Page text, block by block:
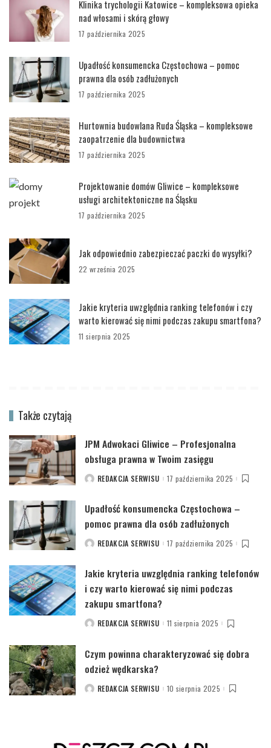
Klinika trychologii Katowice – kompleksowa opieka
nad włosami i skórą głowy
17 października 2025
Upadłość konsumencka Częstochowa – pomoc
prawna dla osób zadłużonych
17 października 2025
Hurtownia budowlana Ruda Śląska – kompleksowe
zaopatrzenie dla budownictwa
17 października 2025
Projektowanie domów Gliwice – kompleksowe
usługi architektoniczne na Śląsku
17 października 2025
Jak odpowiednio zabezpieczać paczki do wysyłki?
22 września 2025
Jakie kryteria uwzględnia ranking telefonów i czy
warto kierować się nimi podczas zakupu smartfona?
11 sierpnia 2025
Także czytają
JPM Adwokaci Gliwice – Profesjonalna
obsługa prawna w Twoim zasięgu
POSTEDREDAKCJA SERWISU 17 października 2025
Upadłość konsumencka Częstochowa –
pomoc prawna dla osób zadłużonych
POSTEDREDAKCJA SERWISU 17 października 2025
Jakie kryteria uwzględnia ranking telefonów
i czy warto kierować się nimi podczas
zakupu smartfona?
POSTEDREDAKCJA SERWISU 11 sierpnia 2025
Czym powinna charakteryzować się dobra
odzież wędkarska?
POSTEDREDAKCJA SERWISU 10 sierpnia 2025